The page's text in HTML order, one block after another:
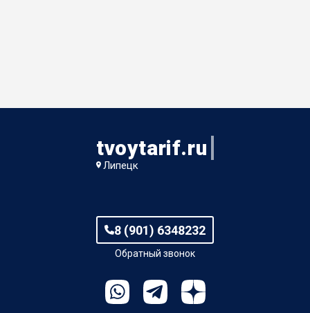
tvoytarif.ru
Липецк
8 (901) 6348232
Обратный звонок